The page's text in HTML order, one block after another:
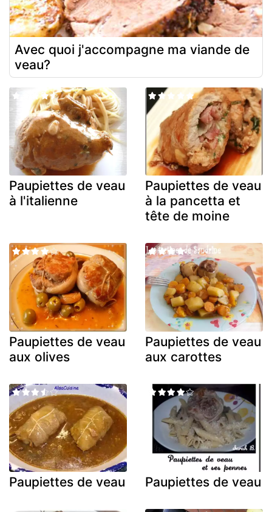
Avec quoi j'accompagne ma viande de
veau?
Paupiettes de veau
à l'italienne
Paupiettes de veau
à la pancetta et
tête de moine
Paupiettes de veau
aux olives
Paupiettes de veau
aux carottes
Paupiettes de veau Paupiettes de veau